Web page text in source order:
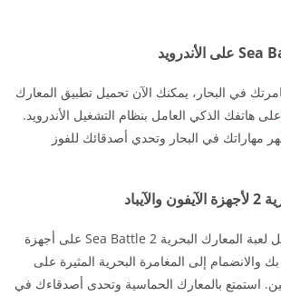
في البحار، يمكنك الآن تحميل تطبيق المعارك
على هاتفك الذكي العامل بنظام التشغيل الأندرويد.
مهاراتك في البحار وتحدي أصدقائك للفوز
أنت الآن بمقدورك تنزيل لعبة المعارك البحرية Sea Battle 2 على أجهزة
بك والانضمام إلى المغامرة البحرية المثيرة على
استمتع بالمعارك الحماسية وتحدى أصدقاءك في